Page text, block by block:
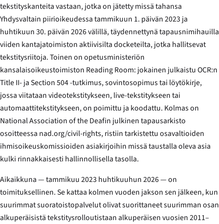
tekstityskanteita vastaan, jotka on jätetty missä tahansa
Yhdysvaltain piiriоikeudessa tammikuun 1. päivän 2023 ja
huhtikuun 30. päivän 2026 välillä, täydennettynä tapausnimihauilla
viiden kantajatoimiston aktiivisilta docketeilta, jotka hallitsevat
tekstitysriitoja. Toinen on opetusministeriön
kansalaisoikeustoimiston Reading Room: jokainen julkaistu OCR:n
Title II- ja Section 504 -tutkimus, sovintosopimus tai löytökirje,
jossa viitataan videotekstitykseen, live-tekstitykseen tai
automaattitekstitykseen, on poimittu ja koodattu. Kolmas on
National Association of the Deafin julkinen tapausarkisto
osoitteessa nad.org/civil-rights, ristiin tarkistettu osavaltioiden
ihmisoikeuskomissioiden asiakirjoihin missä taustalla oleva asia
kulki rinnakkaisesti hallinnollisella tasolla.
Aikaikkuna — tammikuu 2023 huhtikuuhun 2026 — on
toimituksellinen. Se kattaa kolmen vuoden jakson sen jälkeen, kun
suurimmat suoratoistopalvelut olivat suorittaneet suurimman osan
alkuperäisistä tekstitysrolloutistaan alkuperäisen vuosien 2011–